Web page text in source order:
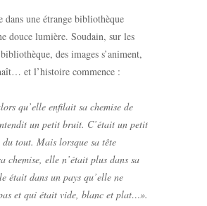
dans une étrange bibliothèque
douce lumière. Soudain, sur les
des images s’animent,
et l’histoire commence :
qu’elle enfilait sa chemise de
un petit bruit. C’était un petit
tout. Mais lorsque sa tête
chemise, elle n’était plus dans sa
était dans un pays qu’elle ne
et qui était vide, blanc et plat…».